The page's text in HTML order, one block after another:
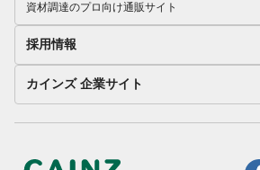
資材調達のプロ向け通販サイト
採用情報
カインズ 企業サイト